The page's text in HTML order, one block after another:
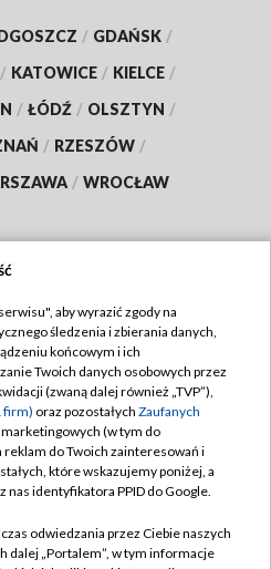
/ GDAŃSK /
/ KATOWICE / KIELCE /
/ ŁÓDŹ / OLSZTYN /
/ RZESZÓW /
/ WROCŁAW
TVP
TVP
prywatności
zgody
Pomoc
Kontakt
aby wyrazić zgody na
śledzenia i zbierania danych,
końcowym i ich
Twoich danych osobowych przez
(zwaną dalej również „TVP”),
firm) oraz pozostałych Zaufanych
marketingowych (w tym do
do Twoich zainteresowań i
które wskazujemy poniżej, a
nas identyfikatora PPID do Google.
odwiedzania przez Ciebie naszych
dalej „Portalem”, w tym informacje